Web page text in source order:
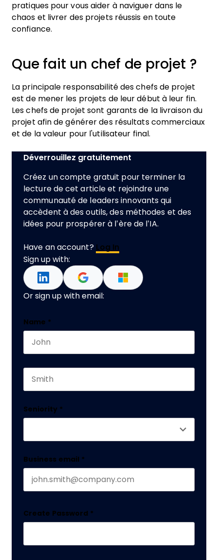
pratiques pour vous aider à naviguer dans le
chaos et livrer des projets réussis en toute
confiance.
Que fait un chef de projet ?
La principale responsabilité des chefs de projet
est de mener les projets de leur début à leur fin.
Les chefs de projet sont garants de la livraison du
projet afin de générer des résultats commerciaux
et de la valeur pour l'utilisateur final.
Déverrouillez gratuitement
Créez un compte gratuit pour terminer la
lecture de cet article et rejoindre une
communauté de leaders innovants qui
accèdent à des outils, des méthodes et des
idées pour prospérer à l’ère de l’IA.
Have an account? Log In
Sign up with:
Or sign up with email:
Email
Name *
Seniority *
Business email *
Create Password *